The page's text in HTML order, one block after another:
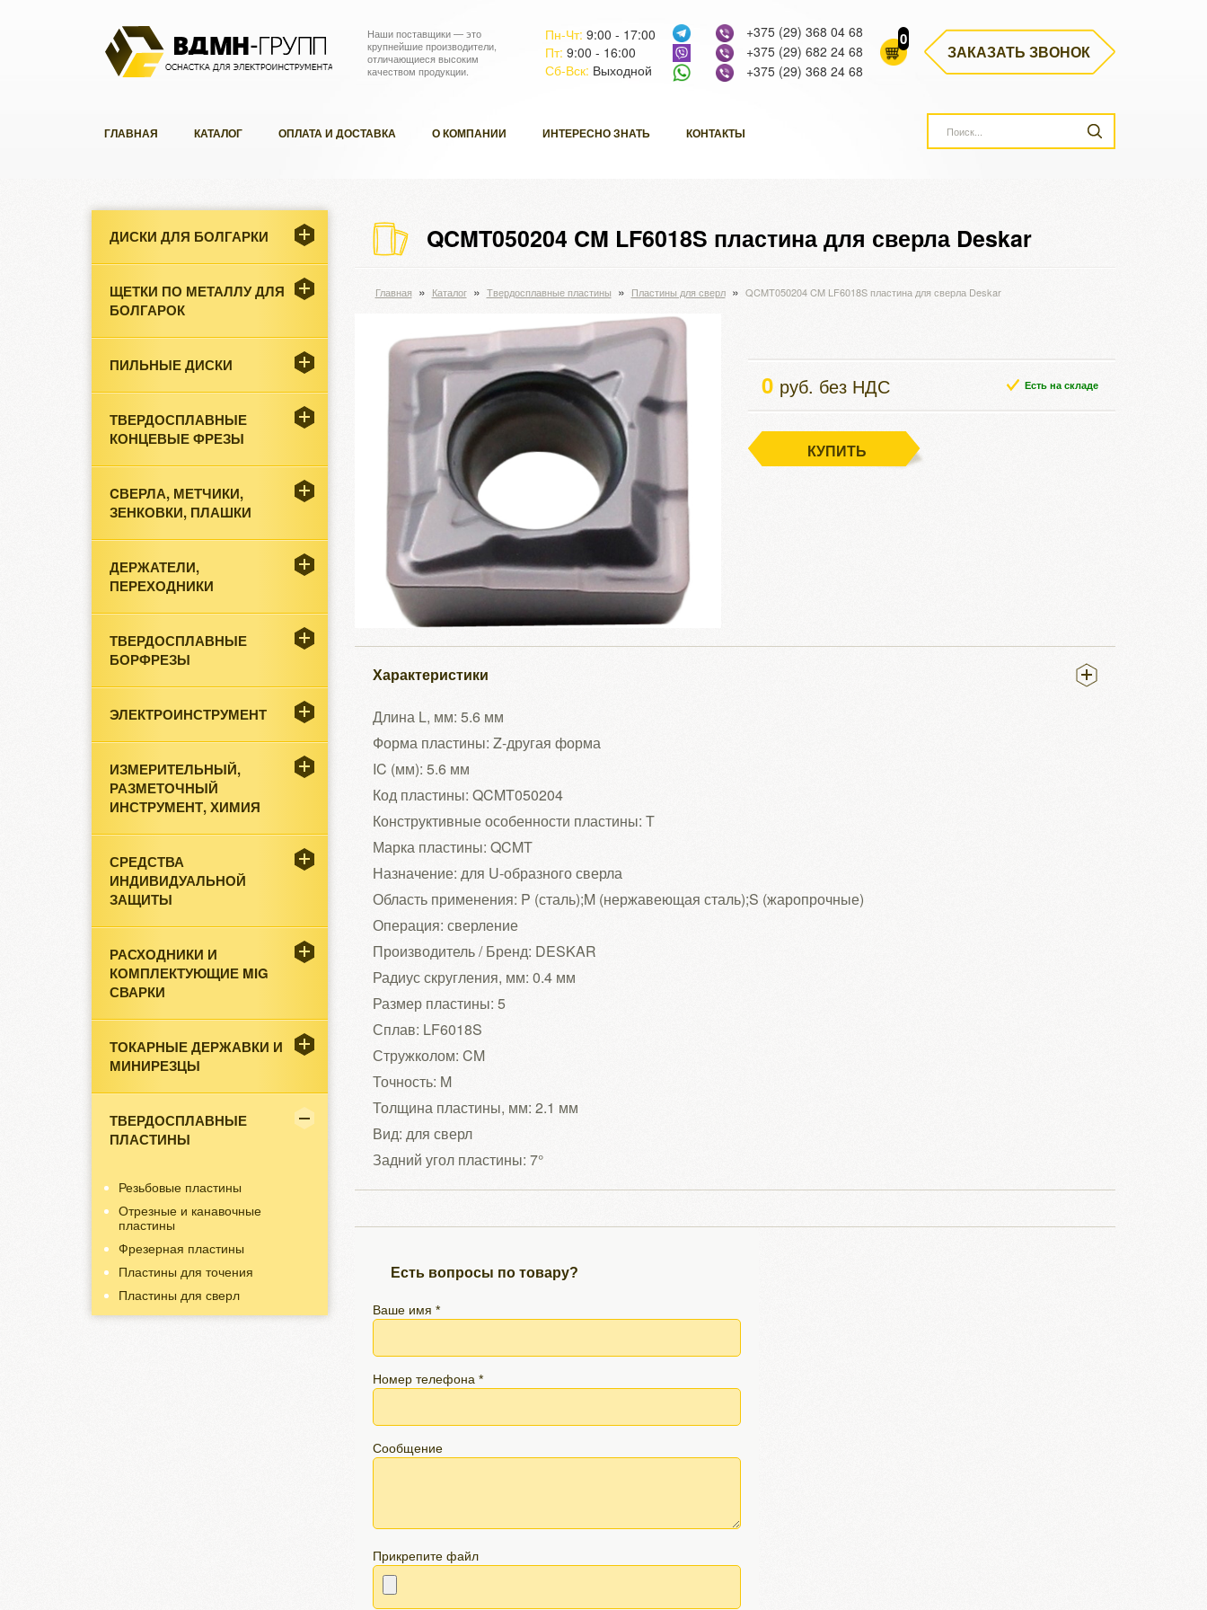
Наши поставщики — это
крупнейшие производители,
отличающиеся высоким
качеством продукции.
Пн-Чт: 9:00 - 17:00
Пт: 9:00 - 16:00
Сб-Вск: Выходной
+375 (29) 368 04 68
+375 (29) 682 24 68
+375 (29) 368 24 68
0
ЗАКАЗАТЬ ЗВОНОК
ГЛАВНАЯ КАТАЛОГ ОПЛАТА И ДОСТАВКА О КОМПАНИИ ИНТЕРЕСНО ЗНАТЬ КОНТАКТЫ
ДИСКИ ДЛЯ БОЛГАРКИ
ЩЕТКИ ПО МЕТАЛЛУ ДЛЯ
БОЛГАРОК
ПИЛЬНЫЕ ДИСКИ
ТВЕРДОСПЛАВНЫЕ
КОНЦЕВЫЕ ФРЕЗЫ
CВЕРЛА, МЕТЧИКИ,
ЗЕНКОВКИ, ПЛАШКИ
ДЕРЖАТЕЛИ,
ПЕРЕХОДНИКИ
ТВЕРДОСПЛАВНЫЕ
БОРФРЕЗЫ
ЭЛЕКТРОИНСТРУМЕНТ
ИЗМЕРИТЕЛЬНЫЙ,
РАЗМЕТОЧНЫЙ
ИНСТРУМЕНТ, ХИМИЯ
СРЕДСТВА
ИНДИВИДУАЛЬНОЙ
ЗАЩИТЫ
РАСХОДНИКИ И
КОМПЛЕКТУЮЩИЕ MIG
СВАРКИ
ТОКАРНЫЕ ДЕРЖАВКИ И
МИНИРЕЗЦЫ
ТВЕРДОСПЛАВНЫЕ
ПЛАСТИНЫ
Резьбовые пластины
Отрезные и канавочные
пластины
Фрезерная пластины
Пластины для точения
Пластины для сверл
QCMT050204 CM LF6018S пластина для сверла Deskar
Главная » Каталог » Твердосплавные пластины » Пластины для сверл » QCMT050204 CM LF6018S пластина для сверла Deskar
0 руб. без НДС Есть на складе
КУПИТЬ
Характеристики
Длина L, мм: 5.6 мм
Форма пластины: Z-другая форма
IC (мм): 5.6 мм
Код пластины: QCMT050204
Конструктивные особенности пластины: T
Марка пластины: QCMT
Назначение: для U-образного сверла
Область применения: P (сталь);M (нержавеющая сталь);S (жаропрочные)
Операция: сверление
Производитель / Бренд: DESKAR
Радиус скругления, мм: 0.4 мм
Размер пластины: 5
Сплав: LF6018S
Стружколом: CM
Точность: M
Толщина пластины, мм: 2.1 мм
Вид: для сверл
Задний угол пластины: 7°
Есть вопросы по товару?
Ваше имя *
Номер телефона *
Сообщение
Прикрепите файл